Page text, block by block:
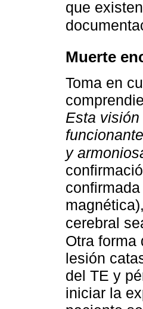
que
Muerte
Toma en
Esta
y
cerebral
Otra forma
lesión
del TE y
iniciar la